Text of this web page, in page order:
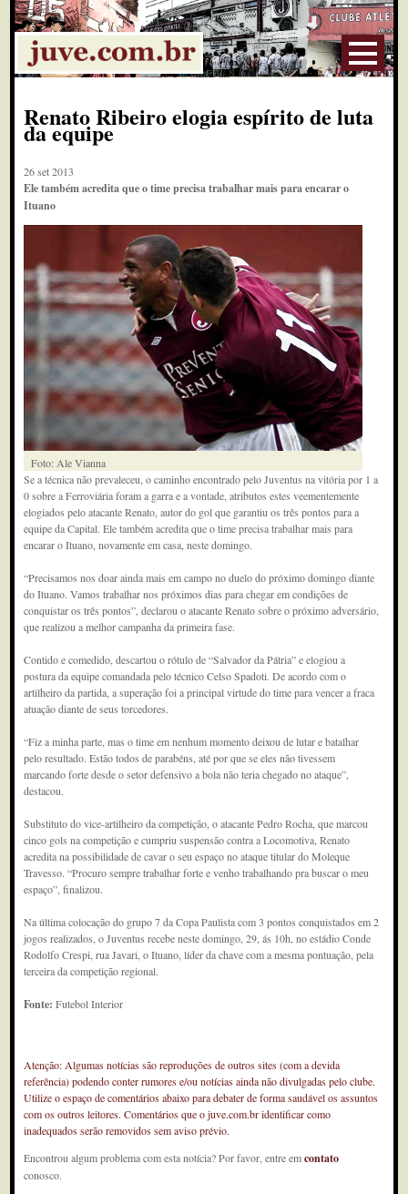
Renato Ribeiro elogia espírito de luta
da equipe
26 set 2013
Ele também acredita que o time precisa trabalhar mais para encarar o
Ituano
Foto: Ale Vianna
Se a técnica não prevaleceu, o caminho encontrado pelo Juventus na vitória por 1 a
0 sobre a Ferroviária foram a garra e a vontade, atributos estes veementemente
elogiados pelo atacante Renato, autor do gol que garantiu os três pontos para a
equipe da Capital. Ele também acredita que o time precisa trabalhar mais para
encarar o Ituano, novamente em casa, neste domingo.
“Precisamos nos doar ainda mais em campo no duelo do próximo domingo diante
do Ituano. Vamos trabalhar nos próximos dias para chegar em condições de
conquistar os três pontos”, declarou o atacante Renato sobre o próximo adversário,
que realizou a melhor campanha da primeira fase.
Contido e comedido, descartou o rótulo de “Salvador da Pátria” e elogiou a
postura da equipe comandada pelo técnico Celso Spadoti. De acordo com o
artilheiro da partida, a superação foi a principal virtude do time para vencer a fraca
atuação diante de seus torcedores.
“Fiz a minha parte, mas o time em nenhum momento deixou de lutar e batalhar
pelo resultado. Estão todos de parabéns, até por que se eles não tivessem
marcando forte desde o setor defensivo a bola não teria chegado no ataque”,
destacou.
Substituto do vice-artilheiro da competição, o atacante Pedro Rocha, que marcou
cinco gols na competição e cumpriu suspensão contra a Locomotiva, Renato
acredita na possibilidade de cavar o seu espaço no ataque titular do Moleque
Travesso. “Procuro sempre trabalhar forte e venho trabalhando pra buscar o meu
espaço”, finalizou.
Na última colocação do grupo 7 da Copa Paulista com 3 pontos conquistados em 2
jogos realizados, o Juventus recebe neste domingo, 29, ás 10h, no estádio Conde
Rodolfo Crespi, rua Javari, o Ituano, líder da chave com a mesma pontuação, pela
terceira da competição regional.
Fonte:Futebol Interior
Atenção: Algumas notícias são reproduções de outros sites (com a devida
referência) podendo conter rumores e/ou notícias ainda não divulgadas pelo clube.
Utilize o espaço de comentários abaixo para debater de forma saudável os assuntos
com os outros leitores. Comentários que o juve.com.br identificar como
inadequados serão removidos sem aviso prévio.
Encontrou algum problema com esta notícia? Por favor, entre emcontato
conosco.